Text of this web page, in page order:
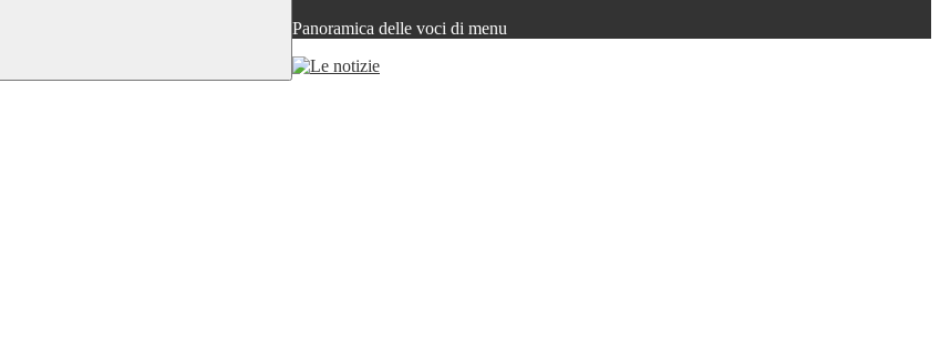
Panoramica delle voci di menu